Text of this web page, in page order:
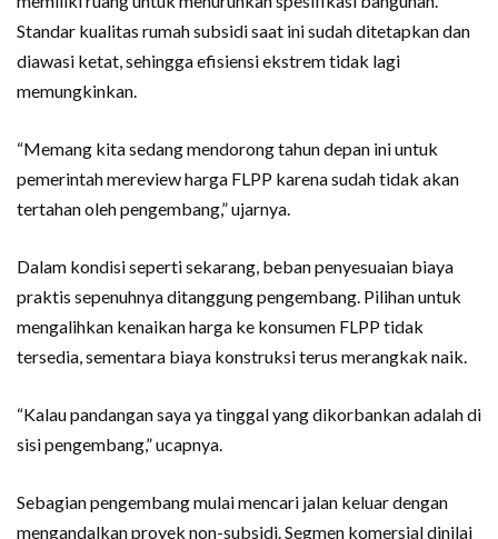
Standar kualitas rumah subsidi saat ini sudah ditetapkan dan
diawasi ketat, sehingga efisiensi ekstrem tidak lagi
memungkinkan.
“Memang kita sedang mendorong tahun depan ini untuk
pemerintah mereview harga FLPP karena sudah tidak akan
tertahan oleh pengembang,” ujarnya.
Dalam kondisi seperti sekarang, beban penyesuaian biaya
praktis sepenuhnya ditanggung pengembang. Pilihan untuk
mengalihkan kenaikan harga ke konsumen FLPP tidak
tersedia, sementara biaya konstruksi terus merangkak naik.
“Kalau pandangan saya ya tinggal yang dikorbankan adalah di
sisi pengembang,” ucapnya.
Sebagian pengembang mulai mencari jalan keluar dengan
mengandalkan proyek non-subsidi. Segmen komersial dinilai